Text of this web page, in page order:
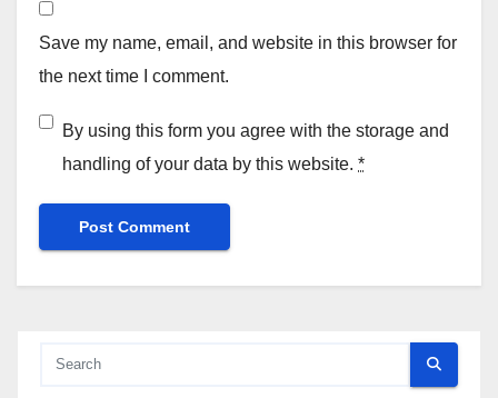
Save my name, email, and website in this browser for
the next time I comment.
By using this form you agree with the storage and
handling of your data by this website. *